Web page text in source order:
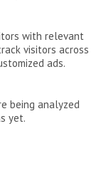
with relevant
visitors across
ads.
being analyzed
yet.